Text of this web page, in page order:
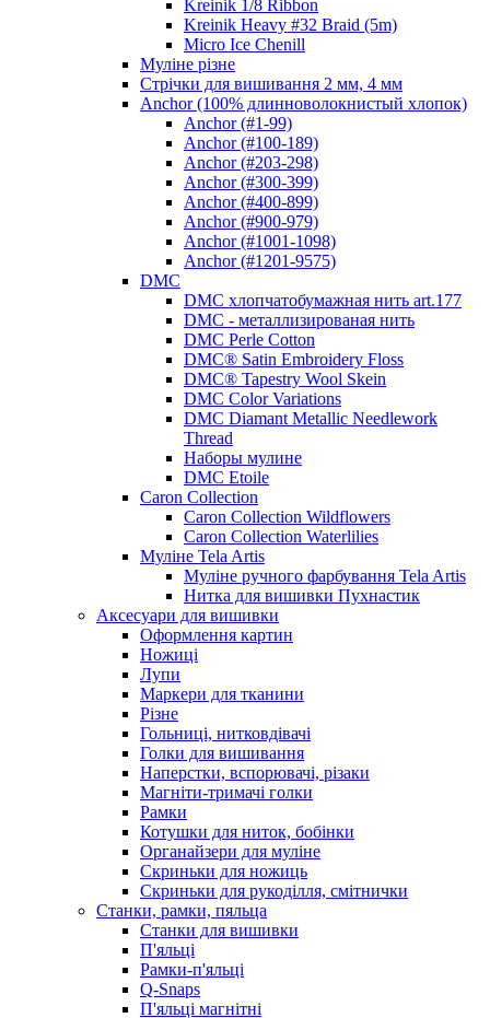
Kreinik 1/8 Ribbon
Kreinik Heavy #32 Braid (5m)
Micro Ice Chenill
Муліне різне
Стрічки для вишивання 2 мм, 4 мм
Anchor (100% длинноволокнистый хлопок)
Anchor (#1-99)
Anchor (#100-189)
Anchor (#203-298)
Anchor (#300-399)
Anchor (#400-899)
Anchor (#900-979)
Anchor (#1001-1098)
Anchor (#1201-9575)
DMC
DMC хлопчатобумажная нить art.177
DMC - металлизированая нить
DMC Perle Cotton
DMC® Satin Embroidery Floss
DMC® Tapestry Wool Skein
DMC Color Variations
DMC Diamant Metallic Needlework
Thread
Наборы мулине
DMC Etoile
Caron Collection
Caron Collection Wildflowers
Caron Collection Waterlilies
Муліне Tela Artis
Муліне ручного фарбування Tela Artis
Нитка для вишивки Пухнастик
Аксесуари для вишивки
Оформлення картин
Ножиці
Лупи
Маркери для тканини
Різне
Гольниці, нитковдівачі
Голки для вишивання
Наперстки, вспорювачі, різаки
Магніти-тримачі голки
Рамки
Котушки для ниток, бобінки
Органайзери для муліне
Скриньки для ножиць
Скриньки для рукоділля, смітнички
Станки, рамки, пяльца
Станки для вишивки
П'яльці
Рамки-п'яльці
Q-Snaps
П'яльці магнітні